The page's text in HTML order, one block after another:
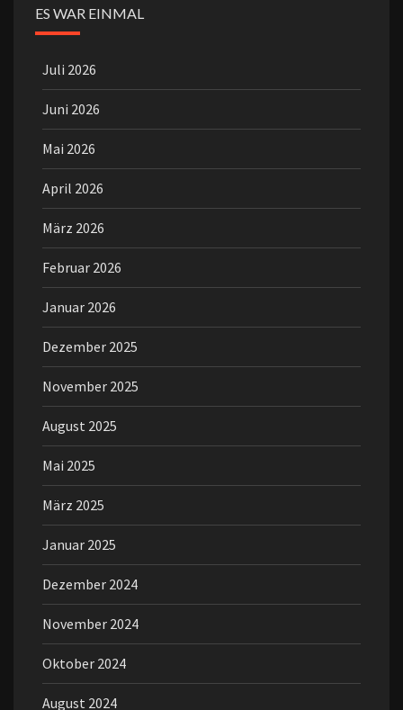
ES WAR EINMAL
Juli 2026
Juni 2026
Mai 2026
April 2026
März 2026
Februar 2026
Januar 2026
Dezember 2025
November 2025
August 2025
Mai 2025
März 2025
Januar 2025
Dezember 2024
November 2024
Oktober 2024
August 2024